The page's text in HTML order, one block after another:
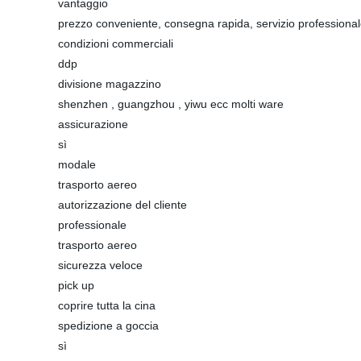
vantaggio
prezzo conveniente, consegna rapida, servizio
condizioni commerciali
ddp
divisione magazzino
shenzhen , guangzhou , yiwu ecc molti ware
assicurazione
sì
modale
trasporto aereo
autorizzazione del cliente
professionale
trasporto aereo
sicurezza veloce
pick up
coprire tutta la cina
spedizione a goccia
sì